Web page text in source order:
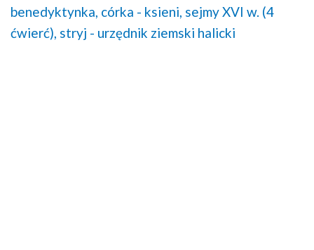
benedyktynka, córka - ksieni, sejmy XVI w. (4
ćwierć), stryj - urzędnik ziemski halicki